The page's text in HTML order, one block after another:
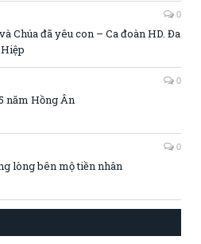
0
Chúa đã yêu con – Ca đoàn HD. Đa
0
năm Hồng Ân
0
lòng bên mộ tiền nhân